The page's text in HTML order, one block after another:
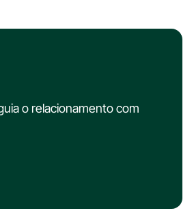
o relacionamento com